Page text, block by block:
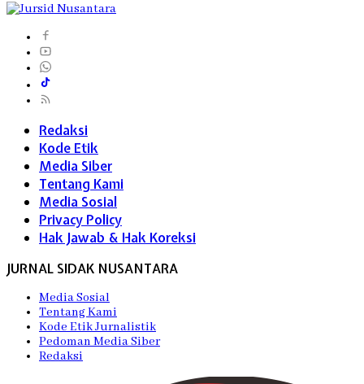
Redaksi
Kode Etik
Media Siber
Tentang Kami
Media Sosial
Privacy Policy
Hak Jawab & Hak Koreksi
JURNAL SIDAK NUSANTARA
Media Sosial
Tentang Kami
Kode Etik Jurnalistik
Pedoman Media Siber
Redaksi